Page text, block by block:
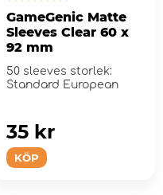
GameGenic Matte
Sleeves Clear 60 x
92 mm
50 sleeves storlek:
Standard European
KÖP
35 kr